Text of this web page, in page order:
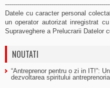
Datele cu caracter personal
un operator autorizat inregistrat
Supraveghere a Prelucrarii Datelor
NOUTATI
“Antreprenor pentru o zi in IT!”:
dezvoltarea spiritului